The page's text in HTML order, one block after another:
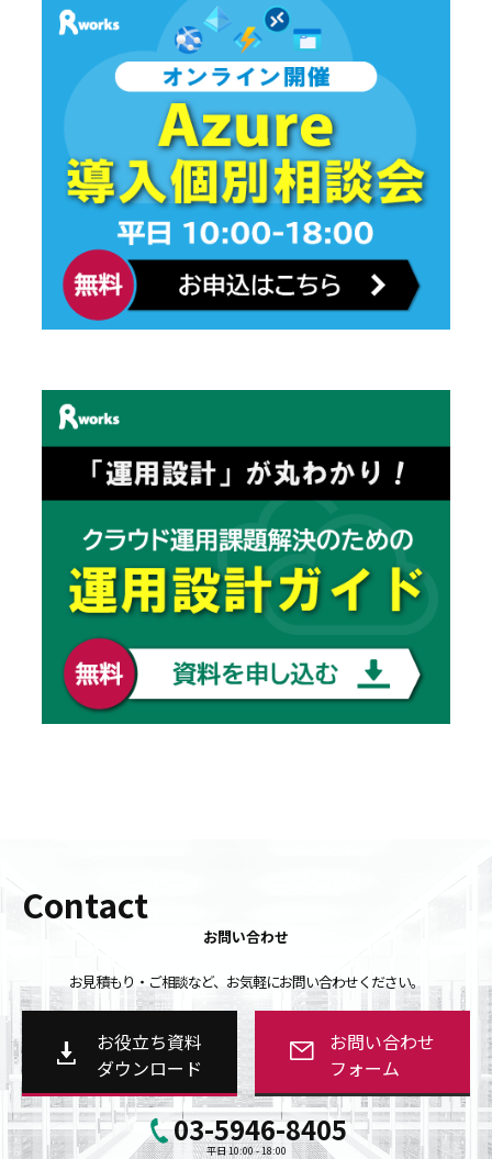
Contact
お問い合わせ
お見積もり・ご相談など、お気軽にお問い合わせください。
お役立ち資料
ダウンロード
お問い合わせ
フォーム
03-5946-8405
平日 10:00 - 18:00